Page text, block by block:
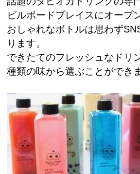
ビルボードプレイスにオープ
おしゃれなボトルは思わず
ります。
できたてのフレッシュなドリ
種類の味から選ぶことができ